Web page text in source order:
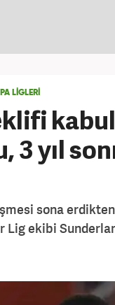
LİGLERİ
3 yıl
sona
Lig ekibi